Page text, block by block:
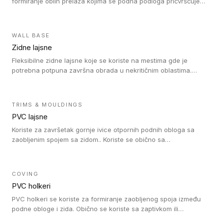
WALL BASE
Zidne lajsne
Fleksibilne zidne lajsne koje se koriste na mestima gde je
potrebna potpuna završna obrada u nekritičnim oblastima.
TRIMS & MOULDINGS
PVC lajsne
Koriste za završetak gornje ivice otpornih podnih obloga sa
zaobljenim spojem sa zidom.. Koriste se obično sa
rešenje).
COVING
PVC holkeri
PVC holkeri se koriste za formiranje zaobljenog spoja između
podne obloge i zida. Obično se koriste sa zaptivkom ili